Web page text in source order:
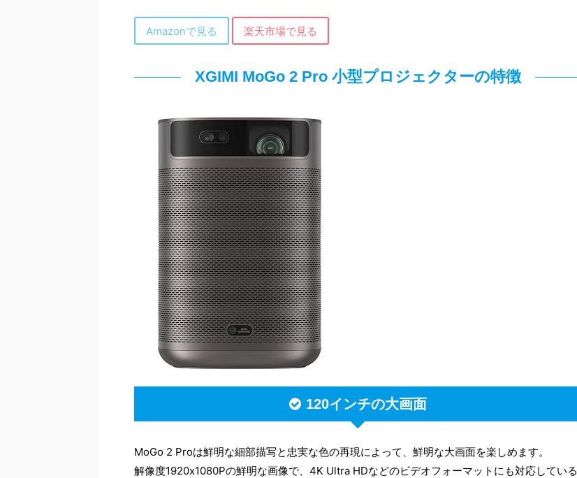
Amazonで見る 楽天市場で見る
XGIMI MoGo 2 Pro 小型プロジェクターの特徴
120インチの大画面
MoGo 2 Proは鮮明な細部描写と忠実な色の再現によって、鮮明な大画面を楽しめます。
解像度1920x1080Pの鮮明な画像で、4K Ultra HDなどのビデオフォーマットにも対応している